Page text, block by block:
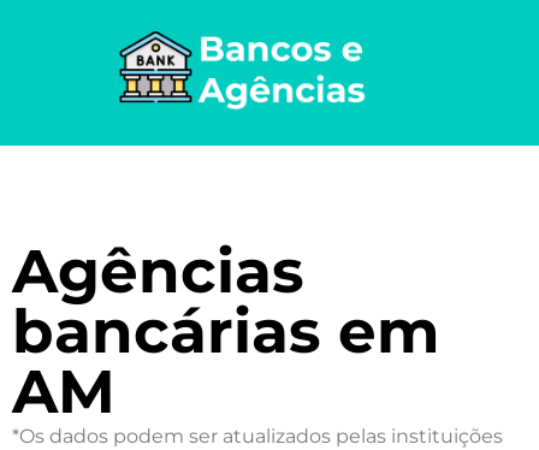
Agências
bancárias em
AM
*Os dados podem ser atualizados pelas instituições